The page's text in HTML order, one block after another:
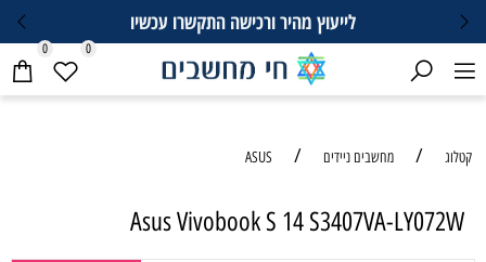
לייעוץ מהיר ורכישה התקשרו עכשיו
0 0
קטלוג / מחשבים ניידים /
ASUS
Asus Vivobook S 14 S3407VA-LY072W